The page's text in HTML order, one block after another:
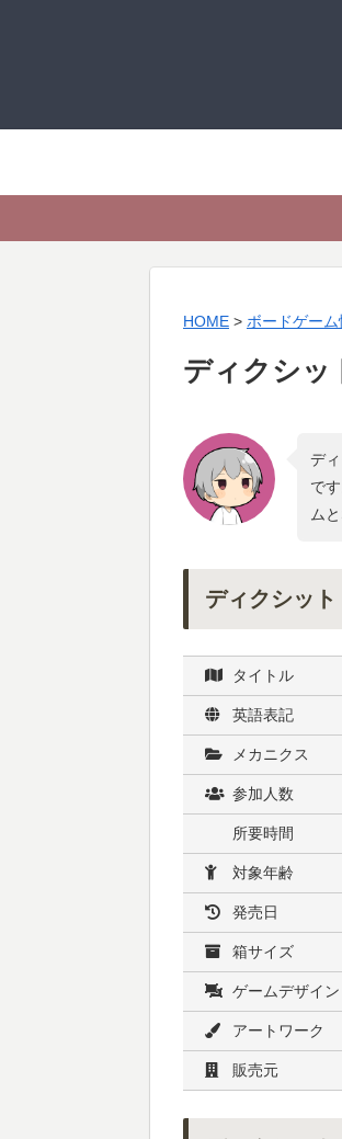
HOME > ボードゲーム
ディクシッ
デ
で
ム
ディクシッ
タイトル
英語表記
メカニクス
参加人数
所要時間
対象年齢
発売日
箱サイズ
ゲームデザイン
アートワーク
販売元